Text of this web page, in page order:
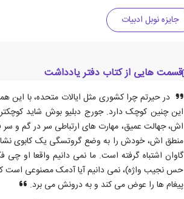
جایزه نوبل ادبیات
قسمت هایی از کتاب دفتر یادداشت
در حیرتم چرا کشوری مثل ایالات متحده، با این
این چنین کوچک دارد. جورج دبلیو بوش شاید
اش، جهالت عمیق، مهارت های ارتباطی سر در گم و
منطق اش، خودش را به وضع گروتسگی یک کابوی
گاوان اشتباه گرفته است. ما نمی دانیم واقعا او
حس نجیب واژه)، نمی دانیم آیا آدمک مصنوعی است
پیغام ها را عوض می کند و به درونش می برد.